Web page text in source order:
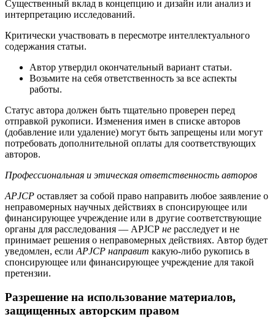
Существенный вклад в концепцию и дизайн или анализ и
интерпретацию исследований.
Критически участвовать в пересмотре интеллектуального
содержания статьи.
Автор утвердил окончательный вариант статьи.
Возьмите на себя ответственность за все аспекты
работы.
Статус автора должен быть тщательно проверен перед
отправкой рукописи. Изменения имен в списке авторов
(добавление или удаление) могут быть запрещены или могут
потребовать дополнительной оплаты для соответствующих
авторов.
Профессиональная и этическая ответственность авторов
APJCP оставляет за собой право направить любое заявление о
неправомерных научных действиях в спонсирующее или
финансирующее учреждение или в другие соответствующие
органы для расследования — APJCP не расследует и не
принимает решения о неправомерных действиях. Автор будет
уведомлен, если APJCP направит какую-либо рукопись в
спонсирующее или финансирующее учреждение для такой
претензии.
Разрешение на использование материалов,
защищенных авторским правом